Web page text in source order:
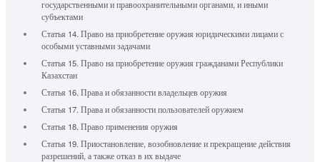
государственными и правоохранительными органами, и иными
субъектами
Статья 14. Право на приобретение оружия юридическими лицами с
особыми уставными задачами
Статья 15. Право на приобретение оружия гражданами Республики
Казахстан
Статья 16. Права и обязанности владельцев оружия
Статья 17. Права и обязанности пользователей оружием
Статья 18. Право применения оружия
Статья 19. Приостановление, возобновление и прекращение действия
разрешений, а также отказ в их выдаче